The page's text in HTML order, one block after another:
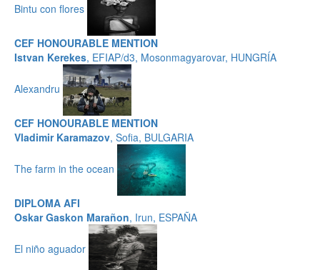
Bintu con flores
CEF HONOURABLE MENTION
Istvan Kerekes, EFIAP/d3, Mosonmagyarovar, HUNGRÍA
Alexandru
CEF HONOURABLE MENTION
Vladimir Karamazov, Sofia, BULGARIA
The farm in the ocean
DIPLOMA AFI
Oskar Gaskon Marañon, Irun, ESPAÑA
El niño aguador